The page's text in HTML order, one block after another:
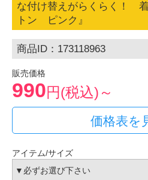
な付け替えがらくらく！
トン ピンク』
商品ID：173118963
販売価格
990円(税込)～
価格表を
アイテム/サイズ